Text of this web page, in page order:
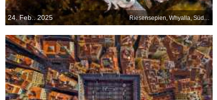
24. Feb.. 2025